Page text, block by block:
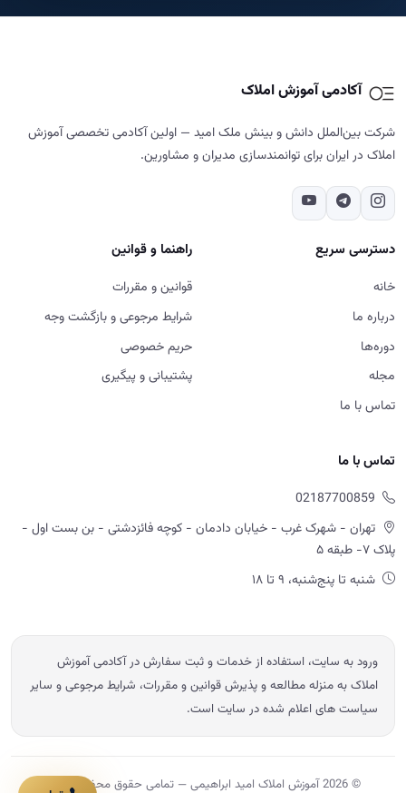
آکادمی آموزش املاک
شرکت بین‌الملل دانش و بینش ملک امید — اولین آکادمی تخصصی آموزش
املاک در ایران برای توانمندسازی مدیران و مشاورین.
دسترسی سریع
خانه
درباره ما
دوره‌ها
مجله
تماس با ما
راهنما و قوانین
قوانین و مقررات
شرایط مرجوعی و بازگشت وجه
حریم خصوصی
پشتیبانی و پیگیری
تماس با ما
02187700859
تهران - شهرک غرب - خیابان دادمان - کوچه فائزدشتی - بن بست اول -
پلاک ۷- طبقه ۵
شنبه تا پنج‌شنبه، ۹ تا ۱۸
ورود به سایت، استفاده از خدمات و ثبت سفارش در آکادمی آموزش
املاک به منزله مطالعه و پذیرش قوانین و مقررات، شرایط مرجوعی و سایر
سیاست های اعلام شده در سایت است.
© 2026 آموزش املاک امید ابراهیمی — تمامی حقوق محفوظ است.